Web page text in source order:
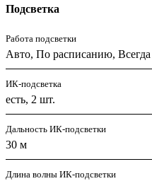
Подсветка
Работа подсветки
Авто, По расписанию,
ИК-подсветка
есть, 2 шт.
Дальность ИК-подсветки
30 м
Длина волны ИК-подсветки